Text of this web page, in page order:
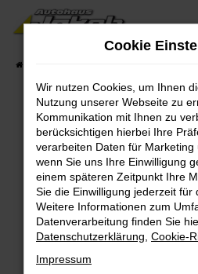
Zum
Hauptinhalt
Fehler: Network
Beim Laden ist ein Fehler
Hier sind ein paar Tipps, die
Überprüfe deine
Internetverbindung.
Laden andere Webseiten,
Suchmaschine?
Cookie
Wir nutzen Cookies, um Ihnen
Nutzung unserer Webseite zu
Kommunikation mit Ihnen zu
berücksichtigen hierbei Ihre
verarbeiten Daten für Marketing
wenn Sie uns Ihre Einwilligung
einem späteren Zeitpunkt Ihre
Sie die Einwilligung jederzeit für
Weitere Informationen zum
Datenverarbeitung finden Sie
Datenschutzerklärung Cookie-
Impressum